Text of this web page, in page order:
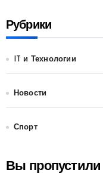
Рубрики
IT и Технологии
Новости
Спорт
Вы пропустили